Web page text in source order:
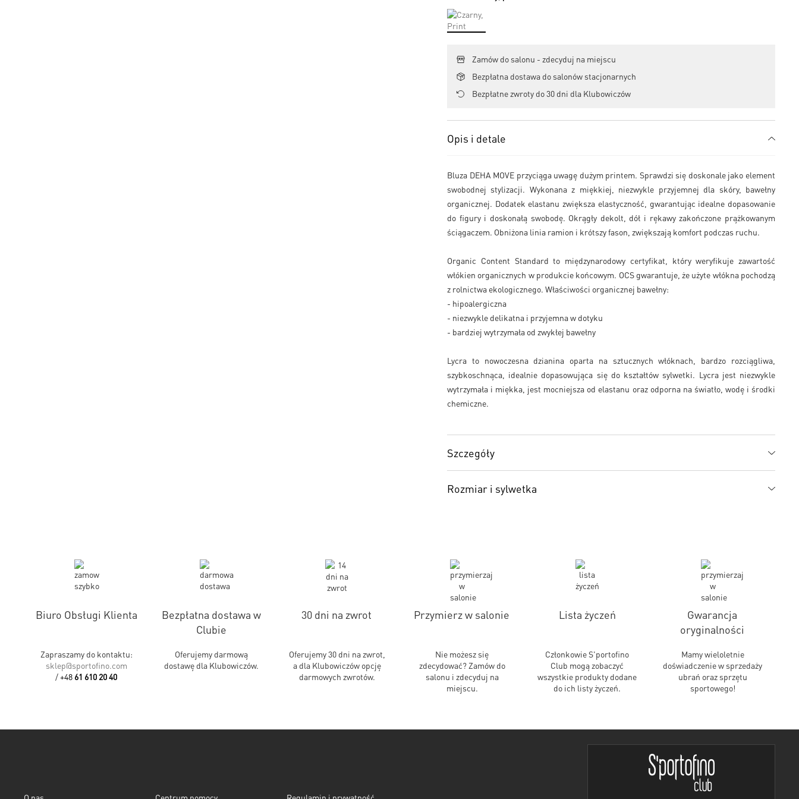
Zamów do salonu - zdecyduj na miejscu
Bezpłatna dostawa do salonów stacjonarnych
Bezpłatne zwroty do 30 dni dla Klubowiczów
Opis i detale
Bluza DEHA MOVE przyciąga uwagę dużym printem. Sprawdzi się doskonale jako element
swobodnej stylizacji. Wykonana z miękkiej, niezwykle przyjemnej dla skóry, bawełny
organicznej. Dodatek elastanu zwiększa elastyczność, gwarantując idealne dopasowanie
do figury i doskonałą swobodę. Okrągły dekolt, dół i rękawy zakończone prążkowanym
ściągaczem. Obniżona linia ramion i krótszy fason, zwiększają komfort podczas ruchu.
Organic Content Standard to międzynarodowy certyfikat, który weryfikuje zawartość
włókien organicznych w produkcie końcowym. OCS gwarantuje, że użyte włókna pochodzą
z rolnictwa ekologicznego. Właściwości organicznej bawełny:
- hipoalergiczna
- niezwykle delikatna i przyjemna w dotyku
- bardziej wytrzymała od zwykłej bawełny
Lycra to nowoczesna dzianina oparta na sztucznych włóknach, bardzo rozciągliwa,
szybkoschnąca, idealnie dopasowująca się do kształtów sylwetki. Lycra jest niezwykle
wytrzymała i miękka, jest mocniejsza od elastanu oraz odporna na światło, wodę i środki
chemiczne.
Szczegóły
Rozmiar i sylwetka
Biuro Obsługi Klienta
Zapraszamy do kontaktu:
sklep@sportofino.com
/+48 61 610 20 40
Bezpłatna dostawa w
Clubie
Oferujemy darmową
dostawę dla Klubowiczów.
30 dni na zwrot
Oferujemy 30 dni na zwrot,
a dla Klubowiczów opcję
darmowych zwrotów.
Przymierz w salonie
Nie możesz się
zdecydować? Zamów do
salonu i zdecyduj na
miejscu.
Lista życzeń
Członkowie S'portofino
Club mogą zobaczyć
wszystkie produkty dodane
do ich listy życzeń.
Gwarancja
oryginalności
Mamy wieloletnie
doświadczenie w sprzedaży
ubrań oraz sprzętu
sportowego!